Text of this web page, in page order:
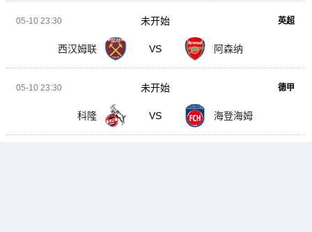
05-10 23:30 英超
西汉姆联 VS 阿森纳
未开始
05-10 23:30 德甲
科隆 VS 海登海姆
未开始